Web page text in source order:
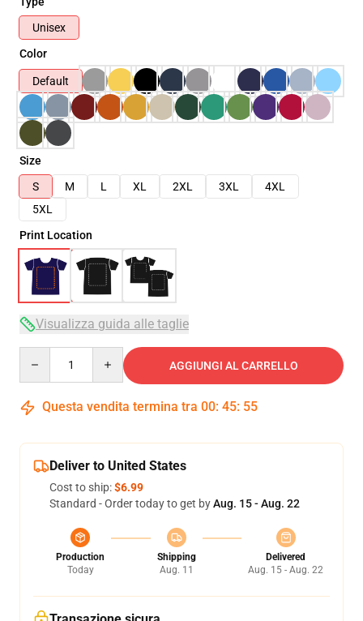
Unisex
Color
Default
Size
S
M L XL 2XL 3XL
4XL
5XL
Print Location
Visualizza guida alle taglie
AGGIUNGI AL CARRELLO
Questa vendita termina tra 00: 45: 54
Deliver to United States
Cost to ship:$6.99
Standard - Order today to get byAug. 15 - Aug. 22
Production
Today
Shipping
Aug. 11
Delivered
Aug. 15 - Aug. 22